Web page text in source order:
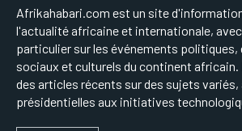
Afrikahabari.com est un site
l'actualité africaine et internationale,
particulier sur les événements politiques,
sociaux et culturels du continent
des articles récents sur des sujets
présidentielles aux initiatives